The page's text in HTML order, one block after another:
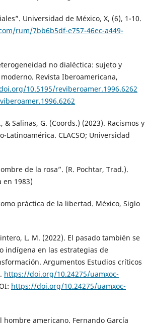
Universidad de México, X, (6), 1-10.
rum/7bb6b5df-e757-46ec-a449-
no dialéctica: sujeto y
Revista Iberoamericana,
10.5195/reviberoamer.1996.6262
& Salinas, G. (Coords.) (2023). Racismos y
CLACSO; Universidad
de la rosa”. (R. Pochtar, Trad.).
1983)
práctica de la libertad. México, Siglo
L. M. (2022). El pasado también se
indígena en las estrategias de
Argumentos Estudios críticos
https://doi.org/10.24275/uamxoc-
https://doi.org/10.24275/uamxoc-
hombre americano. Fernando García